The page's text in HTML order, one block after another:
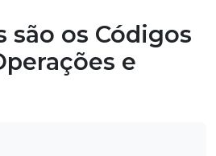
são os Códigos
e